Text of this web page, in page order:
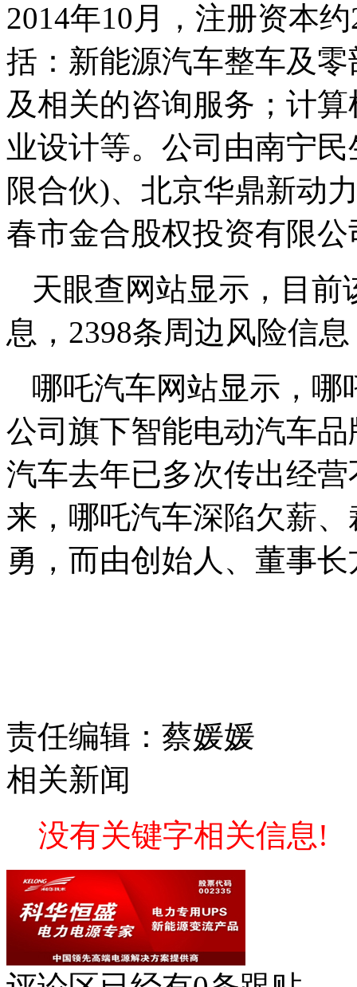
2014年10月，注册资本
括：新能源汽车整车及
及相关的咨询服务；计
业设计等。公司由南宁
限合伙)、北京华鼎新动
春市金合股权投资有限
天眼查网站显示，目前
息，2398条周边风险信
哪吒汽车网站显示，哪
公司旗下智能电动汽车
汽车去年已多次传出经
来，哪吒汽车深陷欠薪
勇，而由创始人、董事
责任编辑：蔡媛媛
相关新闻
没有关键字相关信息!